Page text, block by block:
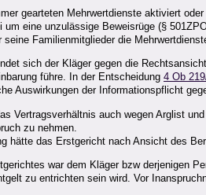
gearteten Mehrwertdienste aktiviert
um eine unzulässige Beweisrüge (§
Familienmitglieder die
sich der Kläger gegen die
führe. In der Entscheidung 4 Ob
Auswirkungen der Informationspflicht
Vertragsverhältnis auch wegen Arglist
zu nehmen.
hätte das Erstgericht nach Ansicht des
war dem Kläger bzw derjenigen
zu entrichten sein wird. Vor